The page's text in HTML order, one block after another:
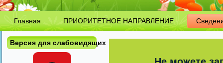
Главная ПРИОРИТЕТНОЕ НАПРАВЛЕНИЕ
Версия для слабовидящих